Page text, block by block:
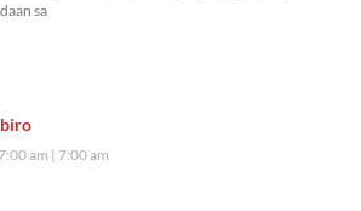
sa
am 7:00 am